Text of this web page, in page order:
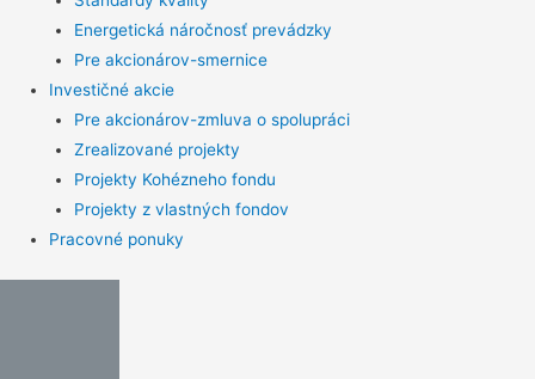
Energetická náročnosť prevádzky
Pre akcionárov-smernice
Investičné akcie
Pre akcionárov-zmluva o spolupráci
Zrealizované projekty
Projekty Kohézneho fondu
Projekty z vlastných fondov
Pracovné ponuky